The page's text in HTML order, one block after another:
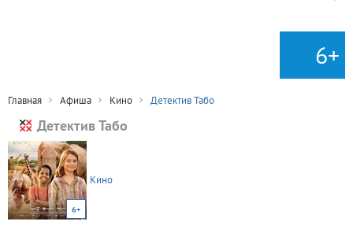
6+
Главная Афиша Кино Детектив Табо
Детектив Табо
6+
Кино